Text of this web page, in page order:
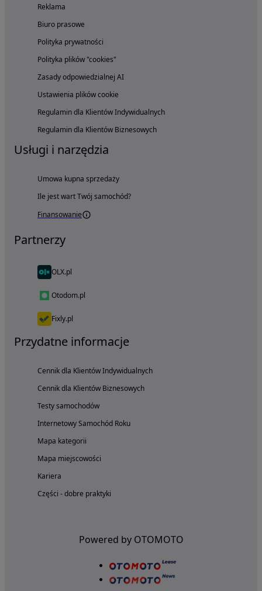
Reklama
Biuro prasowe
Polityka prywatności
Polityka plików "cookies"
Zasady odpowiedzialnej AI
Ustawienia plików cookie
Regulamin dla Klientów Indywidualnych
Regulamin dla Klientów Biznesowych
Usługi i narzędzia
Umowa kupna sprzedaży
Ile jest wart Twój samochód?
Finansowanie
Partnerzy
OLX.pl
Otodom.pl
Fixly.pl
Przydatne informacje
Cennik dla Klientów Indywidualnych
Cennik dla Klientów Biznesowych
Testy samochodów
Internetowy Samochód Roku
Mapa kategorii
Mapa miejscowości
Kariera
Części - dobre praktyki
Powered by OTOMOTO